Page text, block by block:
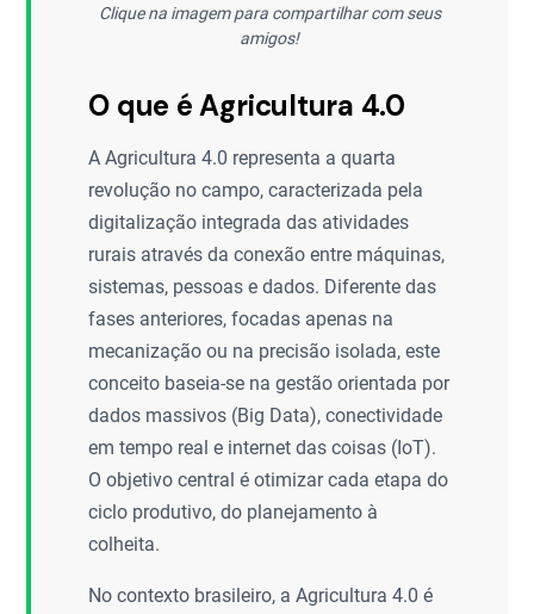
Clique na imagem para compartilhar com seus
amigos!
O que é Agricultura 4.0
A Agricultura 4.0 representa a quarta
revolução no campo, caracterizada pela
digitalização integrada das atividades
rurais através da conexão entre máquinas,
sistemas, pessoas e dados. Diferente das
fases anteriores, focadas apenas na
mecanização ou na precisão isolada, este
conceito baseia-se na gestão orientada por
dados massivos (Big Data), conectividade
em tempo real e internet das coisas (IoT).
O objetivo central é otimizar cada etapa do
ciclo produtivo, do planejamento à
colheita.
No contexto brasileiro, a Agricultura 4.0 é